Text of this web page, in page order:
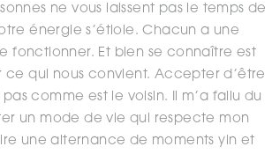
ne vous laissent pas le temps de
énergie s’étiole. Chacun a une
fonctionner. Et bien se connaître est
ce qui nous convient. Accepter d’être
comme est le voisin. Il m’a fallu du
un mode de vie qui respecte mon
une alternance de moments yin et